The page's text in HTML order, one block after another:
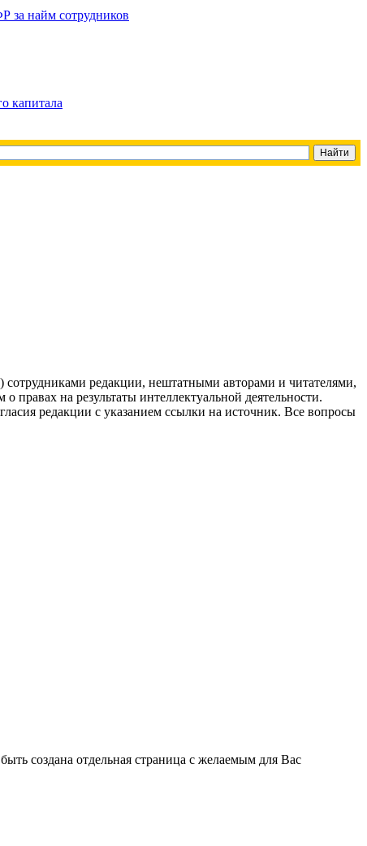
за найм сотрудников
капитала
редакции, нештатными авторами и читателями,
правах на результаты интеллектуальной деятельности.
редакции с указанием ссылки на источник. Все вопросы
создана отдельная страница с желаемым для Вас